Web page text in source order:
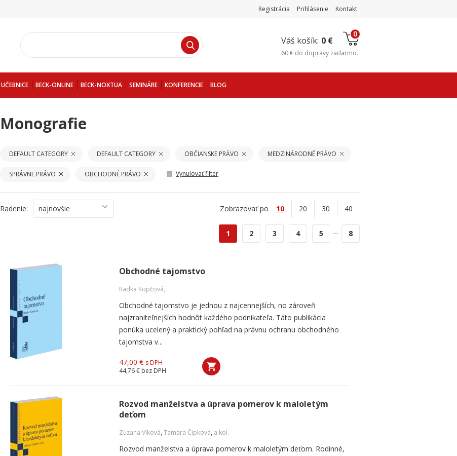
Registrácia Prihlásenie Kontakt
Váš košík: 0 €
0
60 € do dopravy zadarmo.
UČEBNICE BECK-ONLINE BECK-NOXTUA SEMINÁRE KONFERENCIE BLOG
Monografie
DEFAULT CATEGORY DEFAULT CATEGORY OBČIANSKE PRÁVO MEDZINÁRODNÉ PRÁVO
SPRÁVNE PRÁVO OBCHODNÉ PRÁVO Vynulovať filter
Radenie: najnovšie Zobrazovať po 10 20 30 40
1 2 3 4 5 ... 8
Obchodné tajomstvo
Radka Kopčová,
Obchodné tajomstvo je jednou z najcennejších, no zároveň
najzraniteľnejších hodnôt každého podnikateľa. Táto publikácia
ponúka ucelený a praktický pohľad na právnu ochranu obchodného
tajomstva v...
47,00 € s DPH
44,76 € bez DPH
Rozvod manželstva a úprava pomerov k maloletým
deťom
Zuzana Vlková, Tamara Čipková, a kol.
Rozvod manželstva a úprava pomerov k maloletým deťom. Rodinné,